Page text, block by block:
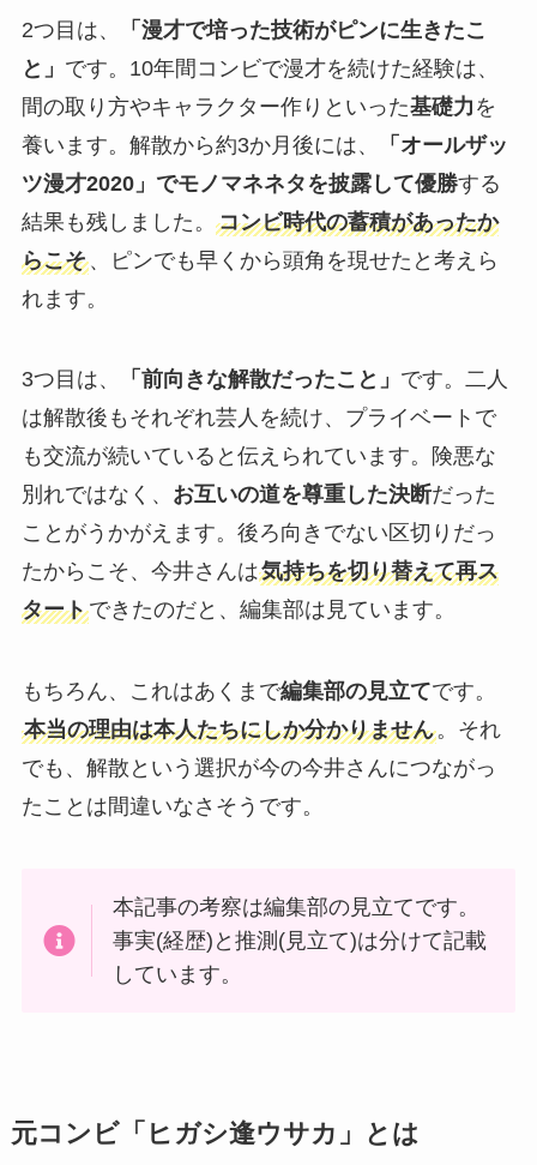
2つ目は、
「漫才で培った技術がピンに生きたこ
と」 です。10年間コンビで漫才を続けた経験は、
間の取り方やキャラクター作りといった基礎力 を
養います。解散から約3か月後には、
「オールザッ
ツ漫才2020」でモノマネネタを披露して優勝する
結果も残しました。 コンビ時代の蓄積があったか
らこそ、ピンでも早くから頭角を現せたと考えら
れます。
3つ目は、 「前向きな解散だったこと」 です。二人
は解散後もそれぞれ芸人を続け、プライベートで
も交流が続いていると伝えられています。険悪な
別れではなく、 お互いの道を尊重した決断だった
ことがうかがえます。後ろ向きでない区切りだっ
たからこそ、今井さんは気持ちを切り替えて再ス
タートできたのだと、編集部は見ています。
もちろん、これはあくまで編集部の見立てです。
本当の理由は本人たちにしか分かりません。それ
でも、解散という選択が今の今井さんにつながっ
たことは間違いなさそうです。
本記事の考察は編集部の見立てです。
事実(経歴)と推測(見立て)は分けて記載
しています。
元コンビ「ヒガシ逢ウサカ」とは